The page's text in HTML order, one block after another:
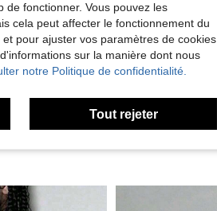
(0)
de fonctionner. Vous pouvez les
cela peut affecter le fonctionnement du
pour ajuster vos paramètres de cookies
sur la manière dont nous
notre Politique de confidentialité.
Tout rejeter